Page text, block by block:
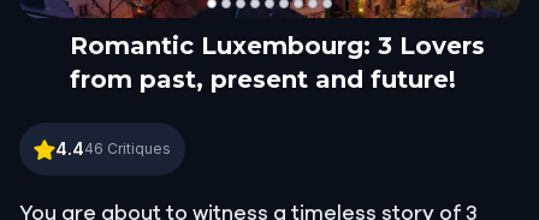
Romantic Luxembourg: 3 Lovers
from past, present and future!
Romantic Luxembourg: 3 Lovers from past,
4.446 Critiques
You are about to witness a timeless story of 3